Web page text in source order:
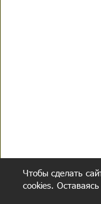
Чтобы сделать
cookies.